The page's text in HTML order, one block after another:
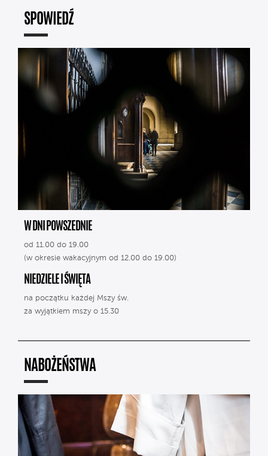
SPOWIEDŹ
W DNI POWSZEDNIE
od 11.00 do 19.00
(w okresie wakacyjnym od 12.00 do 19.00)
NIEDZIELE I ŚWIĘTA
na początku każdej Mszy św.
za wyjątkiem mszy o 15.30
NABOŻEŃSTWA